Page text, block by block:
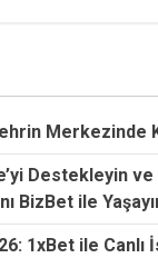
Merkezinde
Destekleyin ve
BizBet ile
1xBet ile